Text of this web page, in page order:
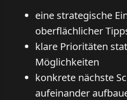
eine strategische
oberflächlicher
klare Prioritäten
Möglichkeiten
konkrete nächste
aufeinander